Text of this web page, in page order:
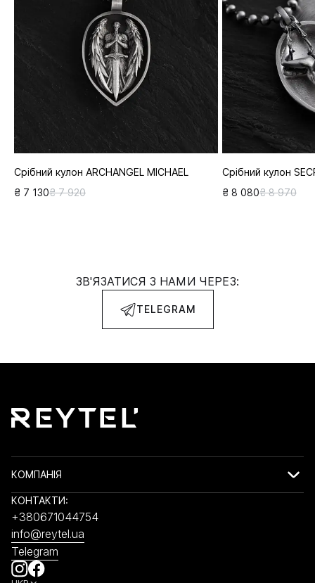
Срібний кулон ARCHANGEL MICHAEL
₴ 7 130₴ 7 920
Срібний кулон
₴ 8 080₴ 8 970
ЗВ'ЯЗАТИСЯ З НАМИ ЧЕРЕЗ:
TELEGRAM
КОМПАНІЯ
КОНТАКТИ:
+380671044754
info@reytel.ua
Telegram